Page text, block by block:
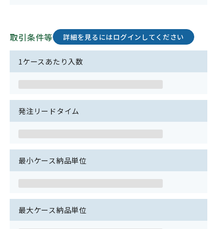
取引条件等 詳細を見るにはログインしてください
1ケースあたり入数
発注リードタイム
最小ケース納品単位
最大ケース納品単位